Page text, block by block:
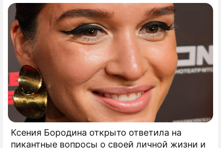
Ксения Бородина открыто ответила на
пикантные вопросы о своей личной жизни и